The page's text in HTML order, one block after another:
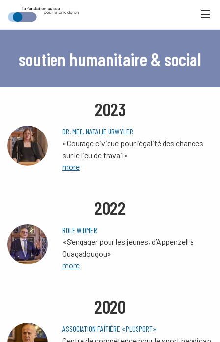
soutien humanitaire & social
2023
DR. MED. NATALIE URWYLER
«Courage civique pour l’égalité des chances
sur le lieu de travail»
more
2022
ROLF WIDMER
«S’engager pour les jeunes, d’Appenzell à
Ouagadougou»
more
2020
ASSOCIATION FAÎTIÈRE «PLUSPORT»